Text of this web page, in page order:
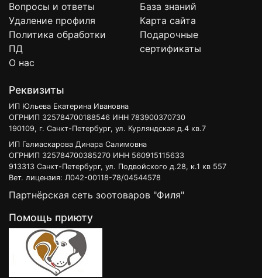
Вопросы и ответы
Удаление профиля
Политика обработки
ПД
О нас
База знаний
Карта сайта
Подарочные
сертификаты
Реквизиты
ИП Юльева Екатерина Ивановна
ОГРНИП 325784700188546 ИНН 783900370730
190109, г. Санкт-Петербург, ул. Курляндская д.4 кв.7
ИП Галиаскарова Динара Салимовна
ОГРНИП 325784700385270 ИНН 560915115633
913313 Санкт-Петербург, ул. Подвойского д.28, к.1 кв 557
Вет. лицензия: Л042-00118-78/04544578
Партнёрская сеть зоотоваров "Филя"
Помощь приюту